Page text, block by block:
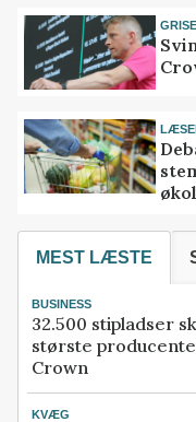
GRISE
MEST LÆSTE
BUSINESS
32.500 stipladser
største
Crown
KVÆG